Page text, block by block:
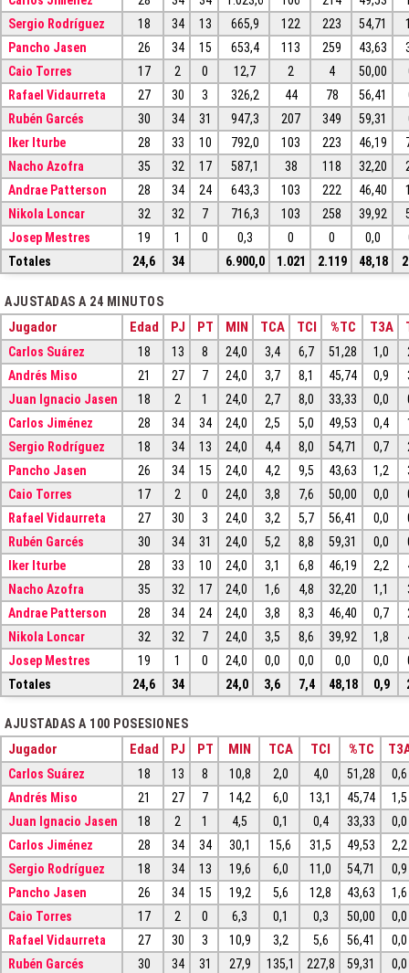
Sergio Rodríguez
18 34 13 665,9 122 223 54,71
Pancho Jasen
26 34 15 653,4 113 259 43,63
Caio Torres
17 2 0 12,7 2 4 50,00
Rafael Vidaurreta
27 30 3 326,2 44 78 56,41
Rubén Garcés
30 34 31 947,3 207 349 59,31
Iker Iturbe
28 33 10 792,0 103 223 46,19
Nacho Azofra
35 32 17 587,1 38 118 32,20
Andrae Patterson
28 34 24 643,3 103 222 46,40
Nikola Loncar
32 32 7 716,3 103 258 39,92
Josep Mestres
19 1 0 0,3 0 0 0,0
Totales
24,6 34 6.900,0 1.021 2.119 48,18
AJUSTADAS A 24 MINUTOS
Jugador Edad PJ PT MIN TCA TCI %TC T3A
Carlos Suárez 18 13 8 24,0 3,4 6,7 51,28 1,0
Andrés Miso
21 27 7 24,0 3,7 8,1 45,74 0,9
Juan Ignacio Jasen
18 2 1 24,0 2,7 8,0 33,33 0,0
Carlos Jiménez
28 34 34 24,0 2,5 5,0 49,53 0,4
Sergio Rodríguez
18 34 13 24,0 4,4 8,0 54,71 0,7
Pancho Jasen
26 34 15 24,0 4,2 9,5 43,63 1,2
Caio Torres
17 2 0 24,0 3,8 7,6 50,00 0,0
Rafael Vidaurreta
27 30 3 24,0 3,2 5,7 56,41 0,0
Rubén Garcés
30 34 31 24,0 5,2 8,8 59,31 0,0
Iker Iturbe
28 33 10 24,0 3,1 6,8 46,19 2,2
Nacho Azofra
35 32 17 24,0 1,6 4,8 32,20 1,1
Andrae Patterson
28 34 24 24,0 3,8 8,3 46,40 0,7
Nikola Loncar
32 32 7 24,0 3,5 8,6 39,92 1,8
Josep Mestres
19 1 0 24,0 0,0 0,0 0,0 0,0
Totales
24,6 34 24,0 3,6 7,4 48,18 0,9
AJUSTADAS A 100 POSESIONES
Jugador Edad PJ PT MIN TCA TCI %TC
Carlos Suárez 18 13 8 10,8 2,0 4,0 51,28
0,6
Andrés Miso
21 27 7 14,2 6,0 13,1 45,74
1,5
Juan Ignacio Jasen
18 2 1 4,5 0,1 0,4 33,33
0,0
Carlos Jiménez
28 34 34 30,1 15,6 31,5 49,53
2,2
Sergio Rodríguez
18 34 13 19,6 6,0 11,0 54,71
0,9
Pancho Jasen
26 34 15 19,2 5,6 12,8 43,63
1,6
Caio Torres
17 2 0 6,3 0,1 0,3 50,00
0,0
Rafael Vidaurreta
27 30 3 10,9 3,2 5,6 56,41
0,0
Rubén Garcés
30 34 31 27,9 135,1 227,8 59,31
0,0